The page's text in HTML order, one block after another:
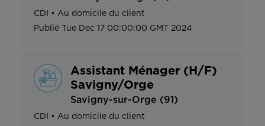
CDI • Au domicile du client
Publié Tue Dec 17 00:00:00 GMT 2024
Assistant Ménager (H/F)
Savigny/Orge
Savigny-sur-Orge (91)
CDI • Au domicile du client